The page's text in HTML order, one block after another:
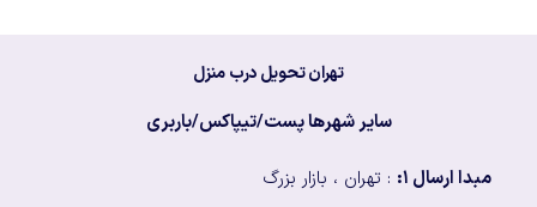
تهران تحویل درب منزل
سایر شهرها پست/تیپاکس/باربری
مبدا ارسال ۱: : تهران ، بازار بزرگ